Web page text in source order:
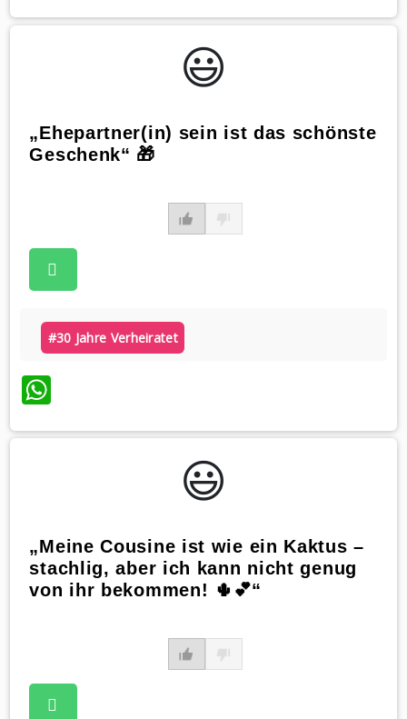
😃️
„Ehepartner(in) sein ist das schönste
Geschenk“ 🎁
#30 Jahre Verheiratet
WhatsApp
😃️
„Meine Cousine ist wie ein Kaktus –
stachlig, aber ich kann nicht genug
von ihr bekommen! 🌵💕“